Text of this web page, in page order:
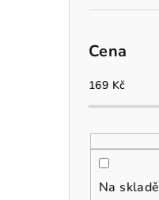
Cena
169 Kč
Na skladě